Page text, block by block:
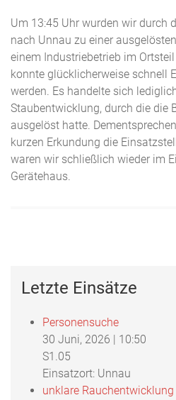
Um 13:45 Uhr wurden wir durch
nach Unnau zu einer
einem Industriebetrieb im
konnte glücklicherweise schnell
werden. Es handelte sich
Staubentwicklung, durch die die
ausgelöst hatte.
kurzen Erkundung die
waren wir schließlich wieder im
Gerätehaus.
Letzte Einsätze
Personensuche
30 Juni, 2026 | 10:50
S1.05
Einsatzort: Unnau
unklare Rauchentwicklung